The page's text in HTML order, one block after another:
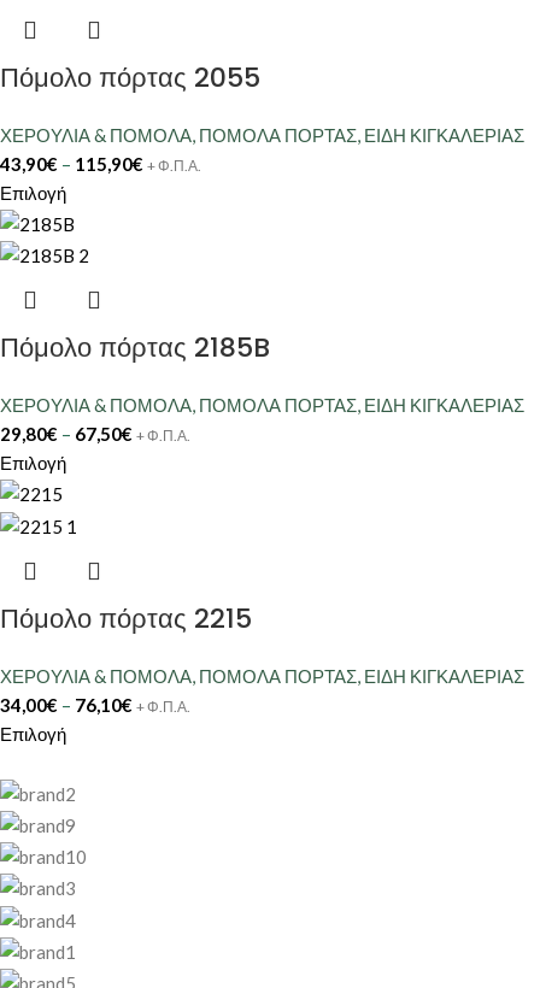
Πόμολο πόρτας 2055
ΧΕΡΟΥΛΙΑ & ΠΟΜΟΛΑ, ΠΟΜΟΛΑ ΠΟΡΤΑΣ, ΕΙΔΗ ΚΙΓΚΑΛΕΡΙΑΣ
43,90€ – 115,90€ + Φ.Π.Α.
Επιλογή
Πόμολο πόρτας 2185B
ΧΕΡΟΥΛΙΑ & ΠΟΜΟΛΑ, ΠΟΜΟΛΑ ΠΟΡΤΑΣ, ΕΙΔΗ ΚΙΓΚΑΛΕΡΙΑΣ
29,80€ – 67,50€ + Φ.Π.Α.
Επιλογή
Πόμολο πόρτας 2215
ΧΕΡΟΥΛΙΑ & ΠΟΜΟΛΑ, ΠΟΜΟΛΑ ΠΟΡΤΑΣ, ΕΙΔΗ ΚΙΓΚΑΛΕΡΙΑΣ
34,00€ – 76,10€ + Φ.Π.Α.
Επιλογή